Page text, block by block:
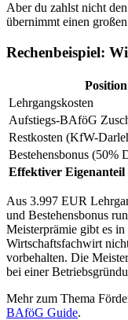
Aber du zahlst nicht
übernimmt einen
Rechenbeispiel:
Position
Lehrgangskosten
Aufstiegs-BAföG
Restkosten (KfW-
Bestehensbonus (50%
Effektiver Eigenanteil
Aus 3.997 EUR
und Bestehensbonus
Meisterprämie gibt es
Wirtschaftsfachwirt
vorbehalten. Die
bei einer
Mehr zum Thema
BAföG Guide.